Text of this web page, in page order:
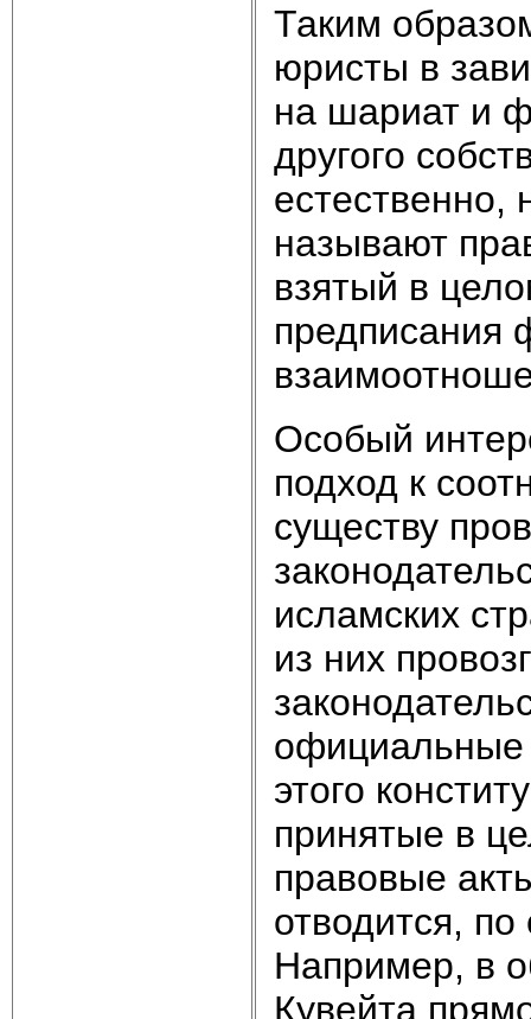
Таким
юристы в
на шариат и
другого
естественно,
называют
взятый в
предписания
Особый
подход к
существу
исламских
из них
этого
принятые в
правовые
отводится,
Например, в
Кувейта